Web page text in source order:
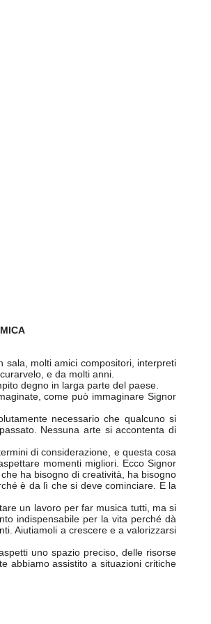
sala, molti amici compositori, interpreti
e da molti anni.
degno in larga parte del paese.
come può immaginare Signor
necessario che qualcuno si
Nessuna arte si accontenta di
di considerazione, e questa cosa
momenti migliori. Ecco Signor
ha bisogno di creatività, ha bisogno
è da lì che si deve cominciare. E la
un lavoro per far musica tutti, ma si
indispensabile per la vita perché dà
Aiutiamoli a crescere e a valorizzarsi
uno spazio preciso, delle risorse
abbiamo assistito a situazioni critiche